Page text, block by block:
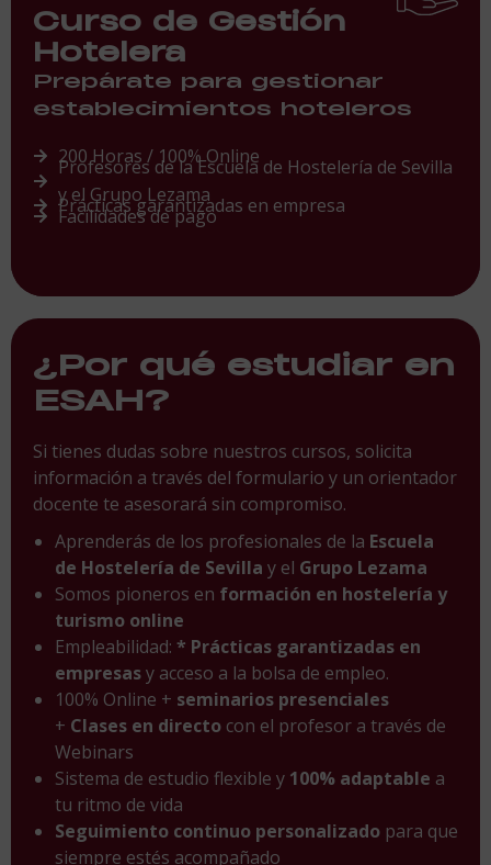
Curso de Gestión
Hotelera
Prepárate para gestionar
establecimientos hoteleros
200 Horas / 100% Online
Profesores de la Escuela de Hostelería de Sevilla
y el Grupo Lezama
Prácticas garantizadas en empresa
Facilidades de pago
¿Por qué estudiar en
ESAH?
Si tienes dudas sobre nuestros cursos, solicita
información a través del formulario y un orientador
docente te asesorará sin compromiso.
Aprenderás de los profesionales de la Escuela
de Hostelería de Sevilla y el Grupo Lezama
Somos pioneros en formación en hostelería y
turismo online
Empleabilidad: * Prácticas garantizadas en
empresasy acceso a la bolsa de empleo.
100% Online + seminarios presenciales
+ Clases en directo con el profesor a través de
Webinars
Sistema de estudio flexible y 100% adaptable a
tu ritmo de vida
Seguimiento continuo personalizado para que
siempre estés acompañado